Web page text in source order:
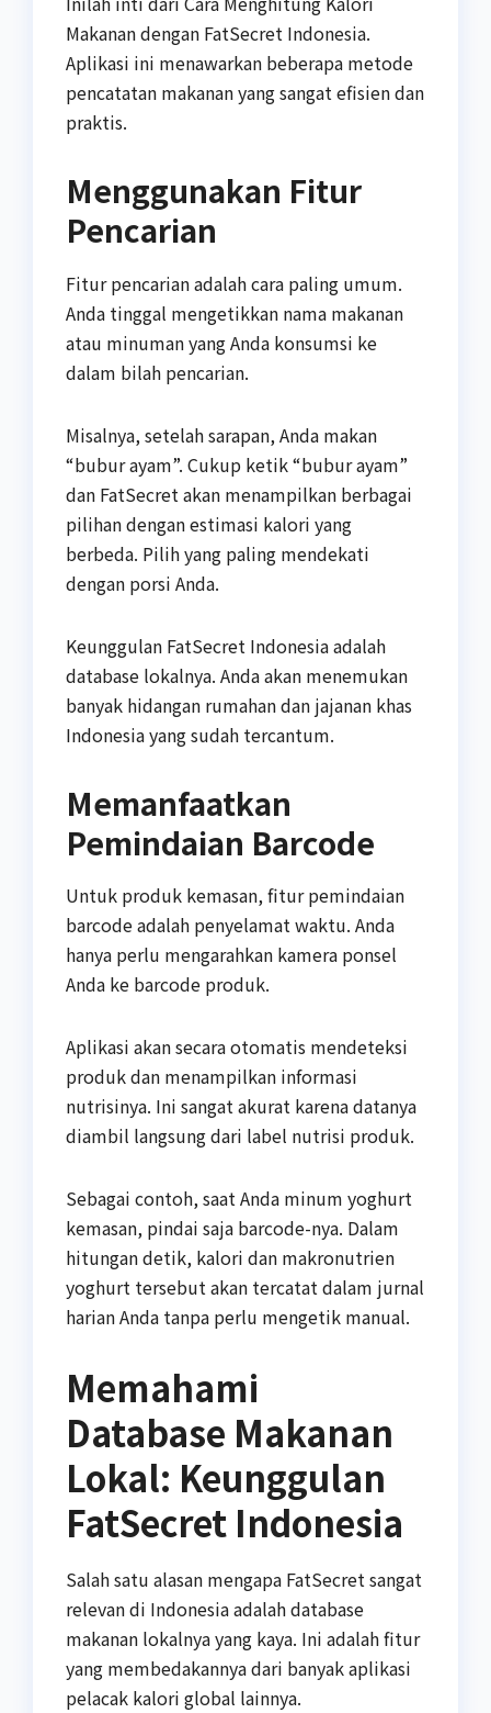
Makanan dengan FatSecret Indonesia.
Aplikasi ini menawarkan beberapa metode
pencatatan makanan yang sangat efisien dan
praktis.
Menggunakan Fitur
Pencarian
Fitur pencarian adalah cara paling umum.
Anda tinggal mengetikkan nama makanan
atau minuman yang Anda konsumsi ke
dalam bilah pencarian.
Misalnya, setelah sarapan, Anda makan
“bubur ayam”. Cukup ketik “bubur ayam”
dan FatSecret akan menampilkan berbagai
pilihan dengan estimasi kalori yang
berbeda. Pilih yang paling mendekati
dengan porsi Anda.
Keunggulan FatSecret Indonesia adalah
database lokalnya. Anda akan menemukan
banyak hidangan rumahan dan jajanan khas
Indonesia yang sudah tercantum.
Memanfaatkan
Pemindaian Barcode
Untuk produk kemasan, fitur pemindaian
barcode adalah penyelamat waktu. Anda
hanya perlu mengarahkan kamera ponsel
Anda ke barcode produk.
Aplikasi akan secara otomatis mendeteksi
produk dan menampilkan informasi
nutrisinya. Ini sangat akurat karena datanya
diambil langsung dari label nutrisi produk.
Sebagai contoh, saat Anda minum yoghurt
kemasan, pindai saja barcode-nya. Dalam
hitungan detik, kalori dan makronutrien
yoghurt tersebut akan tercatat dalam jurnal
harian Anda tanpa perlu mengetik manual.
Memahami
Database Makanan
Lokal: Keunggulan
FatSecret Indonesia
Salah satu alasan mengapa FatSecret sangat
relevan di Indonesia adalah database
makanan lokalnya yang kaya. Ini adalah fitur
yang membedakannya dari banyak aplikasi
pelacak kalori global lainnya.